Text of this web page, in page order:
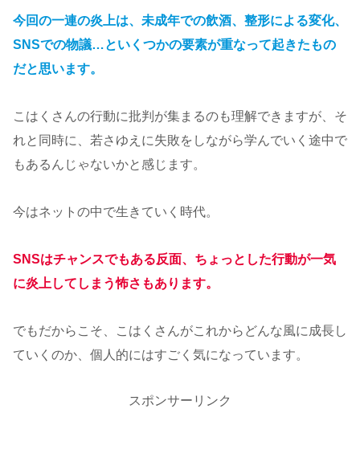
今回の一連の炎上は、未成年での飲酒、整形による変化、
SNSでの物議…といくつかの要素が重なって起きたもの
だと思います。
こはくさんの行動に批判が集まるのも理解できますが、そ
れと同時に、若さゆえに失敗をしながら学んでいく途中で
もあるんじゃないかと感じます。
今はネットの中で生きていく時代。
SNSはチャンスでもある反面、ちょっとした行動が一気
に炎上してしまう怖さもあります。
でもだからこそ、こはくさんがこれからどんな風に成長し
ていくのか、個人的にはすごく気になっています。
スポンサーリンク